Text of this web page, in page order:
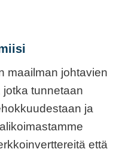
maailman johtavien
jotka tunnetaan
ja
että